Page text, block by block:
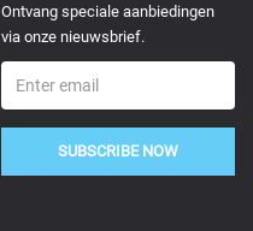
Ontvang speciale aanbiedingen
via onze nieuwsbrief.
SUBSCRIBE NOW